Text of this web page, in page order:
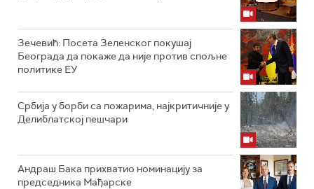
Зечевић: Посета Зеленског покушај
Београда да покаже да није против спољне
политике ЕУ
Србија у борби са пожарима, најкритичније у
Делиблатској пешчари
Андраш Бака прихватио номинацију за
председника Мађарске